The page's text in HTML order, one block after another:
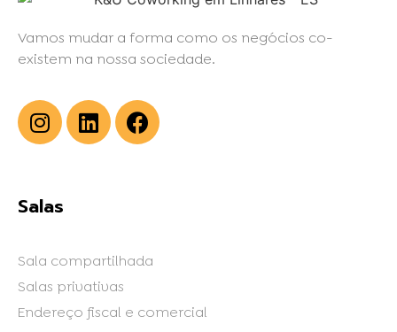
Vamos mudar a forma como os negócios co-
existem na nossa sociedade.
Salas
Sala compartilhada
Salas privativas
Endereço fiscal e comercial